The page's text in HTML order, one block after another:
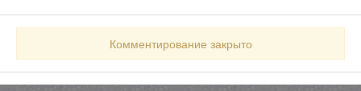
Комментирование закрыто